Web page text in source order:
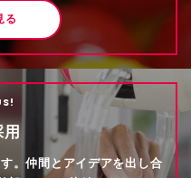
る
。仲間とアイデアを出し合